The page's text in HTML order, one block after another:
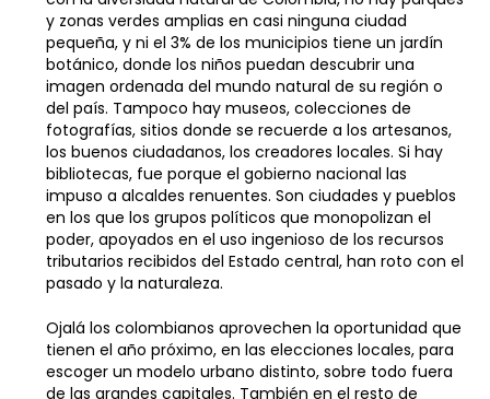
y zonas verdes amplias en casi ninguna ciudad
pequeña, y ni el 3% de los municipios tiene un jardín
botánico, donde los niños puedan descubrir una
imagen ordenada del mundo natural de su región o
del país. Tampoco hay museos, colecciones de
fotografías, sitios donde se recuerde a los artesanos,
los buenos ciudadanos, los creadores locales. Si hay
bibliotecas, fue porque el gobierno nacional las
impuso a alcaldes renuentes. Son ciudades y pueblos
en los que los grupos políticos que monopolizan el
poder, apoyados en el uso ingenioso de los recursos
tributarios recibidos del Estado central, han roto con el
pasado y la naturaleza.
Ojalá los colombianos aprovechen la oportunidad que
tienen el año próximo, en las elecciones locales, para
escoger un modelo urbano distinto, sobre todo fuera
de las grandes capitales. También en el resto de